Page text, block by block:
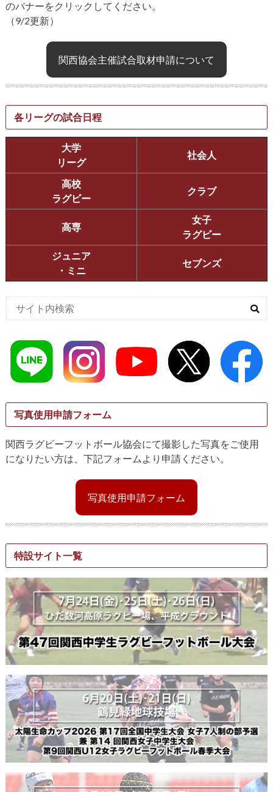
のバナーをクリックしてください。
（9/2更新）
関西協会主催試合取材申請について
各リーグの試合日程
大学
リーグ
社会人
高校
ラグビー
クラブ
高専
女子
ラグビー
ジュニア
・ミニ
セブンズ
写真使用申請フォーム
関西ラグビーフットボール協会にて撮影した写真をご使用
になりたい方は、下記フォームより申請ください。
写真使用申請フォーム
特設サイト一覧